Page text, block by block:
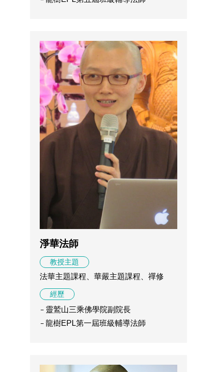
淨華法師
教授主題
法華主題課程、華嚴主題課程、禪修
經歷
靈鷲山三乘佛學院副院長
龍樹EPL第一屆班級輔導法師